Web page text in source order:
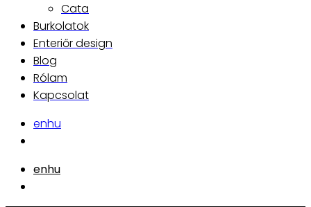
Cata
Burkolatok
Enteriőr design
Blog
Rólam
Kapcsolat
enhu
enhu